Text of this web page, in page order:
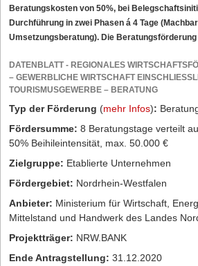
Beratungskosten von 50%, bei
Durchführung in zwei Phasen á 4 Tage
Umsetzungsberatung). Die
DATENBLATT - REGIONALES
– GEWERBLICHE WIRTSCHAFT
OURISMUSGEWERBE – BERATUNG
Typ der Förderung (mehr Infos):
Fördersumme: 8 Beratungstage verteilt
50% Beihileintensität, max. 50.000 €
Zielgruppe: Etablierte Unternehmen
Fördergebiet: Nordrhein-Westfalen
Anbieter: Ministerium für Wirtschaft,
Mittelstand und Handwerk des Landes
Projektträger: NRW.BANK
Ende Antragstellung: 31.12.2020